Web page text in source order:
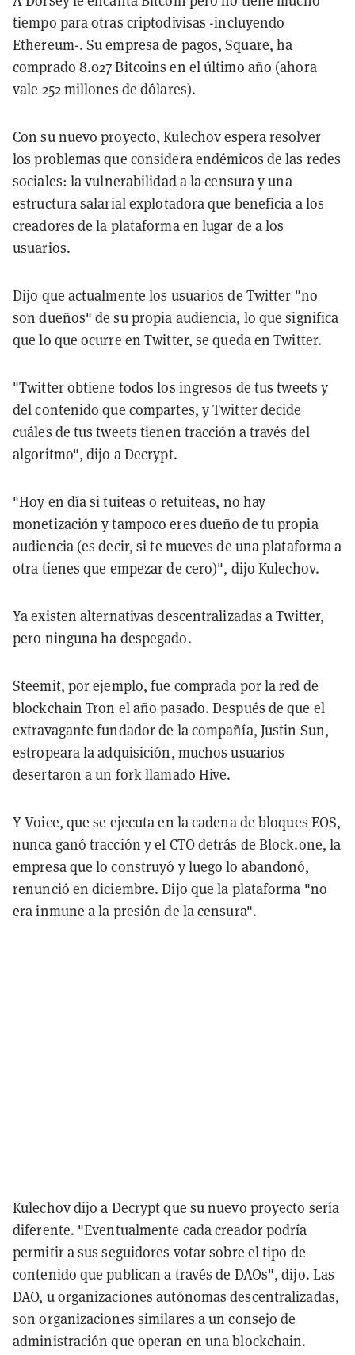
tiempo para otras criptodivisas -incluyendo
Ethereum-. Su empresa de pagos, Square, ha
comprado 8.027 Bitcoins en el último año (ahora
vale 252 millones de dólares).
Con su nuevo proyecto, Kulechov espera resolver
los problemas que considera endémicos de las redes
sociales: la vulnerabilidad a la censura y una
estructura salarial explotadora que beneficia a los
creadores de la plataforma en lugar de a los
usuarios.
Dijo que actualmente los usuarios de Twitter "no
son dueños" de su propia audiencia, lo que significa
que lo que ocurre en Twitter, se queda en Twitter.
"Twitter obtiene todos los ingresos de tus tweets y
del contenido que compartes, y Twitter decide
cuáles de tus tweets tienen tracción a través del
algoritmo", dijo a Decrypt.
"Hoy en día si tuiteas o retuiteas, no hay
monetización y tampoco eres dueño de tu propia
audiencia (es decir, si te mueves de una plataforma a
otra tienes que empezar de cero)", dijo Kulechov.
Ya existen alternativas descentralizadas a Twitter,
pero ninguna ha despegado.
Steemit, por ejemplo, fue comprada por la red de
blockchain Tron el año pasado. Después de que el
extravagante fundador de la compañía, Justin Sun,
estropeara la adquisición, muchos usuarios
desertaron a un fork llamado Hive.
Y Voice, que se ejecuta en la cadena de bloques EOS,
nunca ganó tracción y el CTO detrás de Block.one, la
empresa que lo construyó y luego lo abandonó,
renunció en diciembre. Dijo que la plataforma "no
era inmune a la presión de la censura".
Kulechov dijo a Decrypt que su nuevo proyecto sería
diferente. "Eventualmente cada creador podría
permitir a sus seguidores votar sobre el tipo de
contenido que publican a través de DAOs", dijo. Las
DAO, u organizaciones autónomas descentralizadas,
son organizaciones similares a un consejo de
administración que operan en una blockchain.